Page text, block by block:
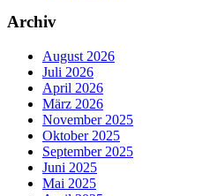
Archiv
August 2026
Juli 2026
April 2026
März 2026
November 2025
Oktober 2025
September 2025
Juni 2025
Mai 2025